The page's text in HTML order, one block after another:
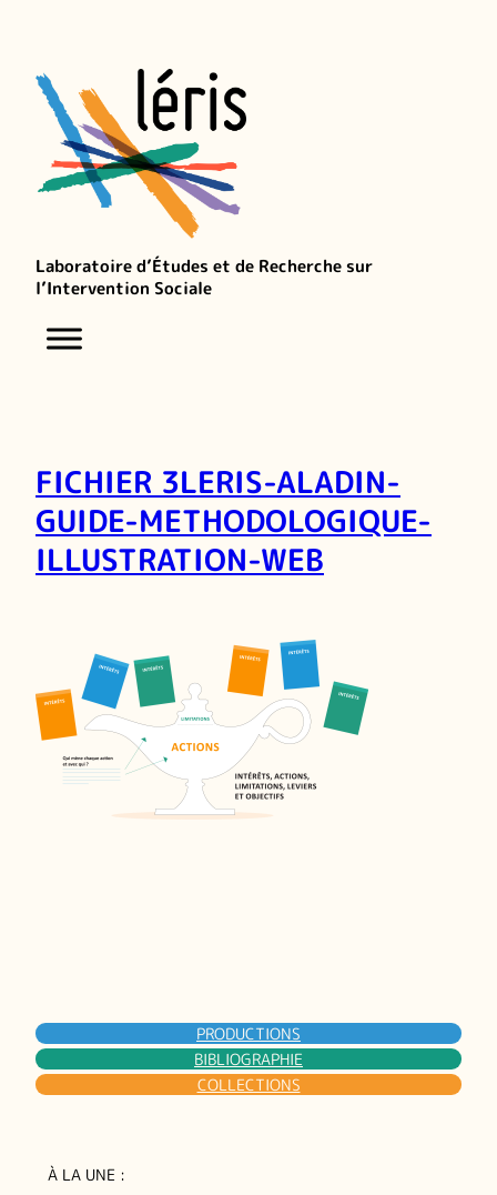
Laboratoire d’Études et de Recherche sur
l’Intervention Sociale
FICHIER 3LERIS-ALADIN-
GUIDE-METHODOLOGIQUE-
ILLUSTRATION-WEB
PRODUCTIONS
BIBLIOGRAPHIE
COLLECTIONS
À LA UNE :